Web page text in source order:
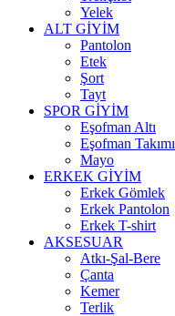
Yelek
ALT GİYİM
Pantolon
Etek
Şort
Tayt
SPOR GİYİM
Eşofman Altı
Eşofman Takımı
Mayo
ERKEK GİYİM
Erkek Gömlek
Erkek Pantolon
Erkek T-shirt
AKSESUAR
Atkı-Şal-Bere
Çanta
Kemer
Terlik